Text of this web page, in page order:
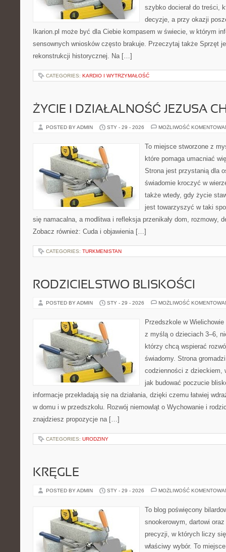
szybko docierał do treści,
decyzje, a przy okazji
Ikarion.pl może być dla Ciebie kompasem w świecie, w którym
sensownych wniosków często brakuje. Przeczytaj także Sprzęt
rekonstrukcji historycznej. Na […]
CATEGORIES: KARDIO I WYTRZYMAŁOŚĆ
ŻYCIE I DZIAŁALNOŚĆ JEZUSA
POSTED BY ADMIN STY - 29 - 2026 MOŻLIWOŚĆ
To miejsce stworzone z
które pomaga umacniać
Strona jest przystanią dla
świadomie kroczyć w
także wtedy, gdy życie
jest towarzyszyć w taki
się namacalna, a modlitwa i refleksja przenikały dom, rozmowy,
Zobacz również: Cuda i objawienia […]
CATEGORIES: TURKMENISTAN
RODZICIELSTWO BLISKOŚCI
POSTED BY ADMIN STY - 29 - 2026 MOŻLIWOŚĆ
Przedszkole w
z myślą o dzieciach 3–6,
którzy chcą wspierać
świadomy. Strona
codzienności z dzieckiem,
jak budować poczucie
informacje przekładają się na działania, dzięki czemu łatwiej
w domu i w przedszkolu. Rozwój niemowląt o Wychowanie i
znajdziesz propozycje na […]
CATEGORIES: URODZINY
KRĘGLE
POSTED BY ADMIN STY - 29 - 2026 MOŻLIWOŚĆ
To blog poświęcony
snookerowym, dartowi
precyzji, w których liczy się
właściwy wybór. To